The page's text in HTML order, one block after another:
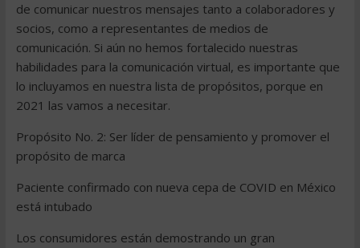
de comunicar nuestros mensajes tanto a colaboradores y
socios, como a representantes de medios de
comunicación. Si aún no hemos fortalecido nuestras
habilidades para la comunicación virtual, es importante que
lo incluyamos en nuestra lista de propósitos, porque en
2021 las vamos a necesitar.
Propósito No. 2: Ser líder de pensamiento y promover el
propósito de marca
Paciente confirmado con nueva cepa de COVID en México
está intubado
Los consumidores están demostrando un gran